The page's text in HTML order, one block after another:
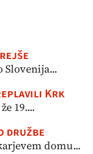
Slovenija...
Krk
19....
družbe
domu...